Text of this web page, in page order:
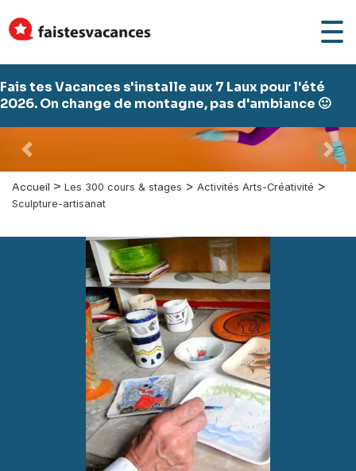
Fais tes Vacances s'installe aux 7 Laux pour l'été
2026. On change de montagne, pas d'ambiance 🙂
Précédent
Accueil > Les 300 cours & stages > Activités Arts-Créativité >
Sculpture-artisanat